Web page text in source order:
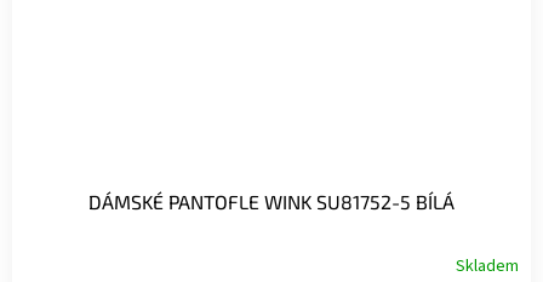
DÁMSKÉ PANTOFLE WINK SU81752-5 BÍLÁ
Skladem